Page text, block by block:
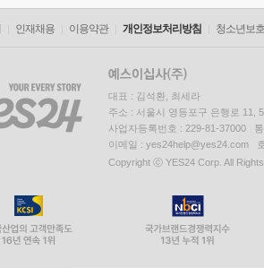
인재채용 이용약관 개인정보처리방침 청소년보
대표 : 김석환, 최세라
주소 : 서울시 영등포구 은행로 11,
사업자등록번호 : 229-81-37000
이메일 : yes24help@yes24.com
Copyright ⓒ YES24 Corp. All